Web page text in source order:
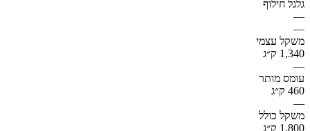
גלגל חילוף
—
—
משקל עצמי
1,340 ק״ג
—
עומס מותר
460 ק״ג
—
משקל כולל
1,800 ק״ג